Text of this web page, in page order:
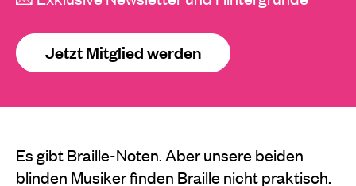
Jetzt Mitglied werden
Es gibt Braille-Noten. Aber unsere beiden
blinden Musiker finden Braille nicht praktisch.